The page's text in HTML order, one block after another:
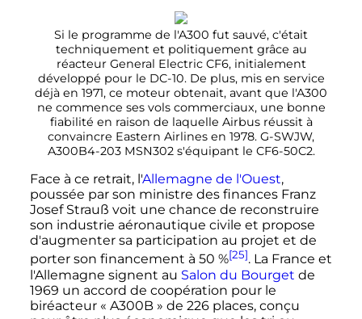
Si le programme de l'A300 fut sauvé, c'était
techniquement et politiquement grâce au
réacteur General Electric CF6, initialement
développé pour le DC-10. De plus, mis en service
déjà en 1971, ce moteur obtenait, avant que l'A300
ne commence ses vols commerciaux, une bonne
fiabilité en raison de laquelle Airbus réussit à
convaincre Eastern Airlines en 1978. G-SWJW,
A300B4-203 MSN302 s'équipant le CF6-50C2.
Face à ce retrait, l'Allemagne de l'Ouest,
poussée par son ministre des finances Franz
Josef Strauß voit une chance de reconstruire
son industrie aéronautique civile et propose
d'augmenter sa participation au projet et de
porter son financement à 50 %[25]. La France et
l'Allemagne signent au Salon du Bourget de
1969 un accord de coopération pour le
biréacteur « A300B » de 226 places, conçu